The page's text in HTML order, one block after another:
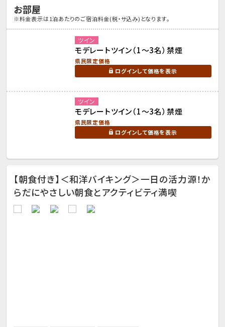
お部屋
※料金表示は1泊あたりのご宿泊料金(税・サ込み)となります。
ツイン
モデレートツイン（1～3名）禁煙
県民限定価格
ログインして価格を表示
ツイン
モデレートツイン（1～3名）禁煙
県民限定価格
ログインして価格を表示
【朝食付き】＜和洋バイキング＞一日の活力源！か
らだにやさしい朝食とアクティビティ満喫